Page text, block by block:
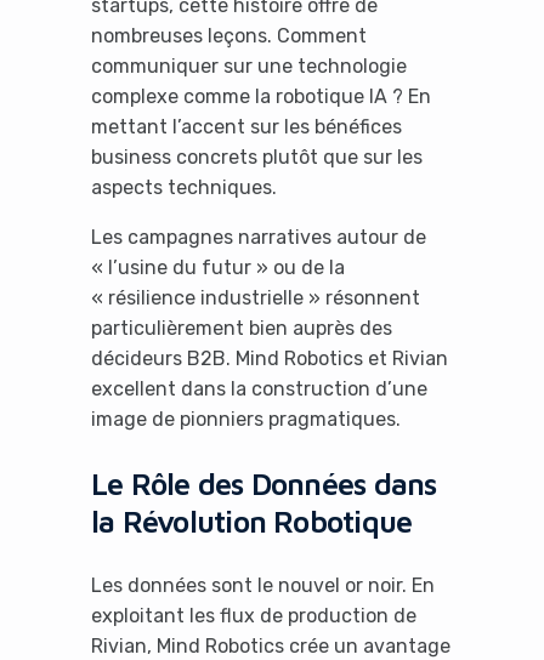
startups, cette histoire offre de
nombreuses leçons. Comment
communiquer sur une technologie
complexe comme la robotique IA ? En
mettant l’accent sur les bénéfices
business concrets plutôt que sur les
aspects techniques.
Les campagnes narratives autour de
« l’usine du futur » ou de la
« résilience industrielle » résonnent
particulièrement bien auprès des
décideurs B2B. Mind Robotics et Rivian
excellent dans la construction d’une
image de pionniers pragmatiques.
Le Rôle des Données dans
la Révolution Robotique
Les données sont le nouvel or noir. En
exploitant les flux de production de
Rivian, Mind Robotics crée un avantage